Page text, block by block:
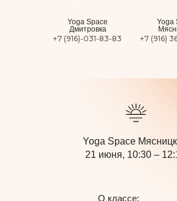
Yoga Space
Дмитровка
+7 (916)-031-83-83
Yoga
+7 (916)
Сурья Намаскар 108
О классе:
Yoga Space
21 июня, 10:30 –